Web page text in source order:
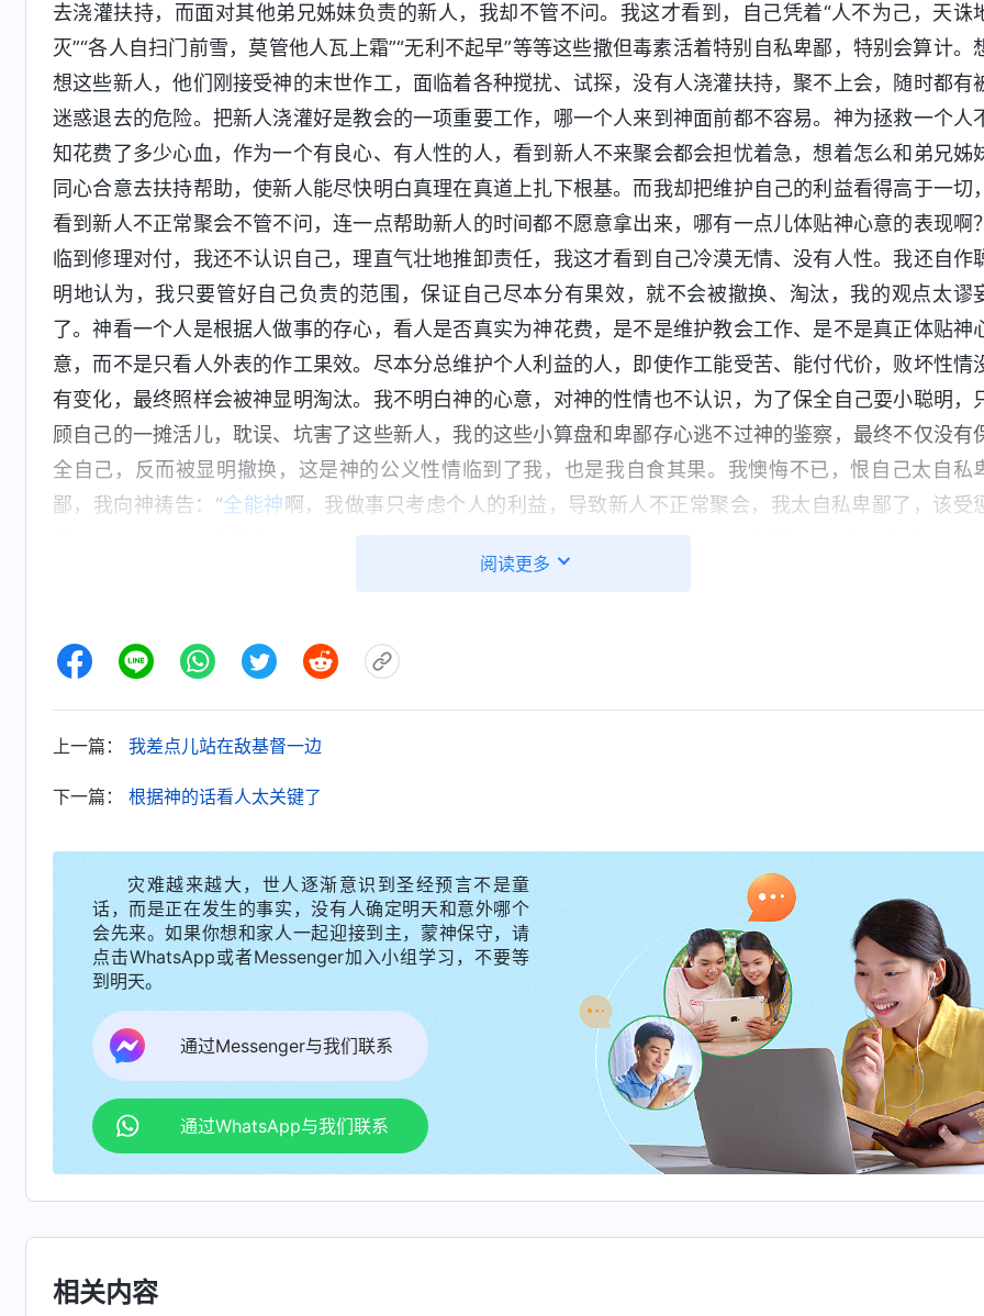
去浇灌扶持，而面对其他弟兄姊妹负责的新人，我却不管不问。我这才看到，自己凭着“人不为己，天诛
灭”“各人自扫门前雪，莫管他人瓦上霜”“无利不起早”等等这些撒但毒素活着特别自私卑鄙，特别会算计。
想这些新人，他们刚接受神的末世作工，面临着各种搅扰、试探，没有人浇灌扶持，聚不上会，随时都有
迷惑退去的危险。把新人浇灌好是教会的一项重要工作，哪一个人来到神面前都不容易。神为拯救一个人
知花费了多少心血，作为一个有良心、有人性的人，看到新人不来聚会都会担忧着急，想着怎么和弟兄姊
同心合意去扶持帮助，使新人能尽快明白真理在真道上扎下根基。而我却把维护自己的利益看得高于一切，
看到新人不正常聚会不管不问，连一点帮助新人的时间都不愿意拿出来，哪有一点儿体贴神心意的表现啊？
临到修理对付，我还不认识自己，理直气壮地推卸责任，我这才看到自己冷漠无情、没有人性。我还自作
明地认为，我只要管好自己负责的范围，保证自己尽本分有果效，就不会被撤换、淘汰，我的观点太谬
了。神看一个人是根据人做事的存心，看人是否真实为神花费，是不是维护教会工作、是不是真正体贴神
意，而不是只看人外表的作工果效。尽本分总维护个人利益的人，即使作工能受苦、能付代价，败坏性情
有变化，最终照样会被神显明淘汰。我不明白神的心意，对神的性情也不认识，为了保全自己耍小聪明，
顾自己的一摊活儿，耽误、坑害了这些新人，我的这些小算盘和卑鄙存心逃不过神的鉴察，最终不仅没有
全自己，反而被显明撤换，这是神的公义性情临到了我，也是我自食其果。我懊悔不已，恨自己太自私
鄙，我向神祷告：“全能神啊，我做事只考虑个人的利益，导致新人不正常聚会，我太自私卑鄙了，该受
加聚会。我心里特别开心。我跟配搭的弟兄姊妹说，一旦新人聚会不正常或者联系不上，一定要及时给我反
消息，我的眼泪止不住地流了下来。我自私卑鄙，对弟兄姊妹不负责任，教会还给我机会让我重新浇灌新
到底，把这事做完，把这个责任尽到、尽好，能在神面前交账，这叫尽本分，这叫脚踏实地地做事、做人
如果这个问题你解决不了，那就向带领反映，看安排谁去做合适。首先你得把自己的责任尽到，这样你就守
住本分了，地位就站对了。发现问题之后，你解决不了但你能反映，这是第一责任尽到了；如果感觉这事是
自己该尽的本分，也是自己能够得上的，就应该寻求弟兄姊妹的帮助，先交通原则确定方案，然后再一起和
谐配搭把这事做成，这是第二责任。这两样责任你都能担起来，你就是一个合格的受造之物了，这就是尽好
本分了。人的本分无非就是这两样，你看到的、你能做到的你都能把它担起来，把本分尽好，你就合神心
”《话・卷四 揭示敌基督・第四条 高举见证自己》
神的话说得清楚明白，在教会，虽然每个人尽的本分各
有不同，负责的范围也有分工，但分工不分家。有些不是自己负责范围内的工作，发现问题也应该尽上自
的责任，想办法解决，使教会工作不受影响；有些问题自己解决不了，也可以和弟兄姊妹配搭，或者向带
反映，这才是维护教会工作，尽到自己的本分。如果发现问题袖手旁观、不管不顾，这就是雇工、是效
的，根本不是神家的人。认识到这儿，我在心里向神祷告，愿意按着神的要求脚踏实地地尽本分。
上，这个新人突然发消息问候我，我心想：“好不容易联系上她了，得抓住机会和她聊聊，看她是不是遇到什
阅读更多
上一篇： 我差点儿站在敌基督一边
下一篇： 根据神的话看人太关键了
灾难越来越大，世人逐渐意识到圣经预言不是童
话，而是正在发生的事实，没有人确定明天和意外哪个
会先来。如果你想和家人一起迎接到主，蒙神保守，请
点击WhatsApp或者Messenger加入小组学习，不要等
到明天。
通过Messenger与我们联系
通过WhatsApp与我们联系
相关内容